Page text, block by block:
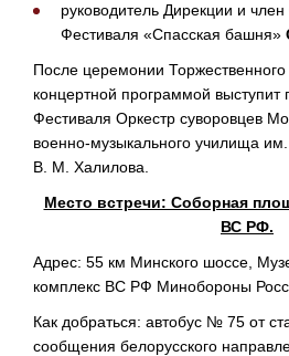
руководитель Дирекции и
Фестиваля «Спасская башня»
После церемонии Торжественного
концертной программой
Фестиваля Оркестр суворовцев
военно-музыкального училища им.
В. М. Халилова
Место встречи: Соборная
ВС РФ.
Адрес: 55 км Минского шоссе,
комплекс ВС РФ Минобороны
Как добраться: автобус № 75 от
сообщения белорусского